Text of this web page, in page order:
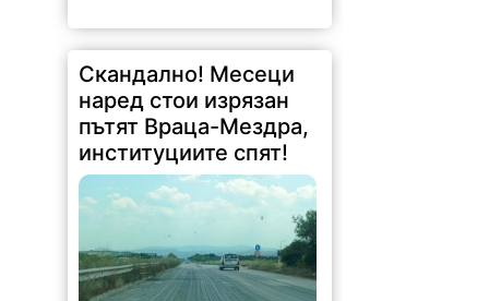
Скандално! Месеци
наред стои изрязан
пътят Враца-Мездра,
институциите спят!